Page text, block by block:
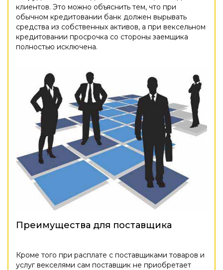
клиентов. Это можно объяснить тем, что при
обычном кредитовании банк должен вырывать
средства из собственных активов, а при вексельном
кредитовании просрочка со стороны заемщика
полностью исключена.
Преимущества для поставщика
Кроме того при расплате с поставщиками товаров и
услуг векселями сам поставщик не приобретает